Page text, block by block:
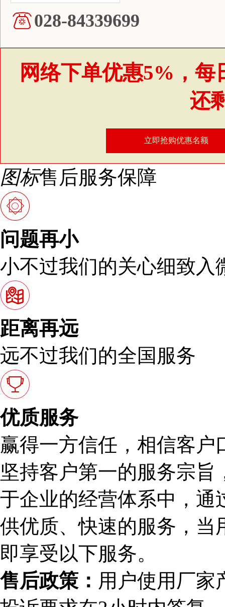
028-84339699
网络下单优惠5%，
还
立即抢购优惠名额
图标售后服务保障
问题再小
小不过我们的关心细致入
距离再远
远不过我们的全国服务
优质服务
赢得一方信任，相信客户
坚持客户第一的服务宗旨
于企业的经营体系中，通
供优质、快速的服务，当
即享受以下服务。
售后政策： 用户使用厂家